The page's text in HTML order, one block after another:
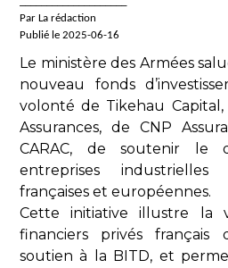
Par La rédaction
Publié le 2025-06-16
Le ministère des Armées
nouveau fonds
volonté de Tikehau
Assurances, de CNP
CARAC, de soutenir le
entreprises
françaises et européennes.
Cette initiative illustre la
financiers privés français
soutien à la BITD, et